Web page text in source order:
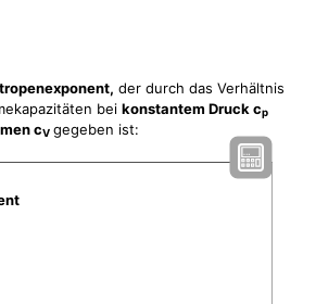
der durch das Verhältnis
bei konstantem Druck cp
cV gegeben ist: